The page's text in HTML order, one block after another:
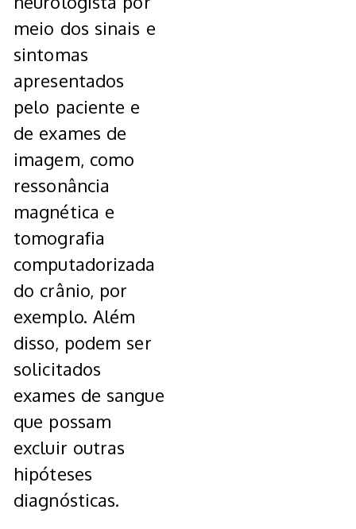
meio dos sinais e
sintomas
apresentados
pelo paciente e
de exames de
imagem, como
ressonância
magnética e
tomografia
computadorizada
do crânio, por
exemplo. Além
disso, podem ser
solicitados
exames de sangue
que possam
excluir outras
hipóteses
diagnósticas.